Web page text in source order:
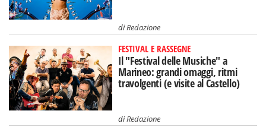
diRedazione
FESTIVAL E RASSEGNE
Il "Festival delle Musiche" a
Marineo: grandi omaggi, ritmi
travolgenti (e visite al Castello)
diRedazione